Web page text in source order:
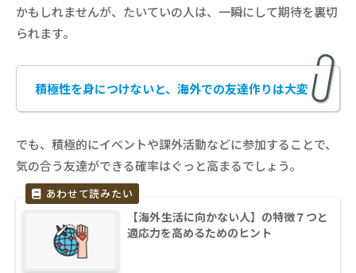
かもしれませんが、たいていの人は、一瞬にして期待を裏切
られます。
積極性を身につけないと、海外での友達作りは大変
でも、積極的にイベントや課外活動などに参加することで、
気の合う友達ができる確率はぐっと高まるでしょう。
【海外生活に向かない人】の特徴７つと
適応力を高めるためのヒント